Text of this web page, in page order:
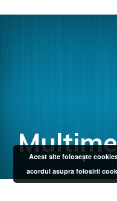
Acest site foloseşte
acordul asupra folosirii